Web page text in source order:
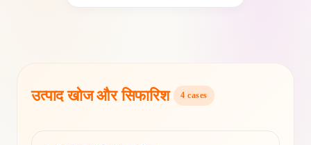
उत्पाद खोज और सिफारिश 4 cases